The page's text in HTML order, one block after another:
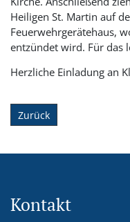
Heiligen St. Martin auf
Feuerwehrgerätehaus,
entzündet wird. Für das
Herzliche Einladung an
Zurück
Kontakt